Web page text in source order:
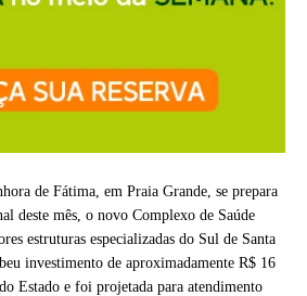
de Fátima, em Praia Grande, se prepara
deste mês, o novo Complexo de Saúde
estruturas especializadas do Sul de Santa
investimento de aproximadamente R$ 16
Estado e foi projetada para atendimento